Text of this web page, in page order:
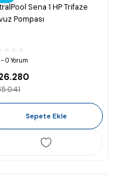
Sena 1 HP Trifaze
Pompası
0 Yorum
Sepete Ekle